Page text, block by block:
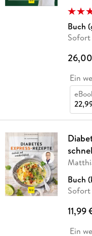
Buch
Ein
Buch
11,99
Ein